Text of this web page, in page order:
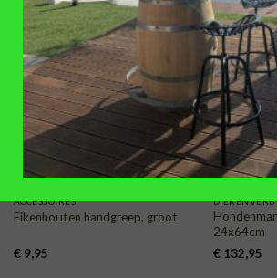
TOEVOEGEN
AAN
VERLANGLIJST
ACCESSOIRES
Eikenhouten handgreep, groot
€9,95
24x64cm
€132,95